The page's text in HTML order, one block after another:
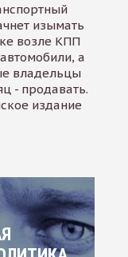
изымать
возле КПП
а
владельцы
- продавать.
издание